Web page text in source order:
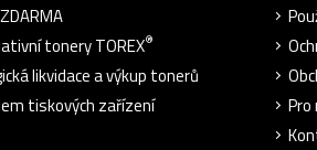
tonery TOREX®
likvidace a výkup tonerů
tiskových zařízení
Pro